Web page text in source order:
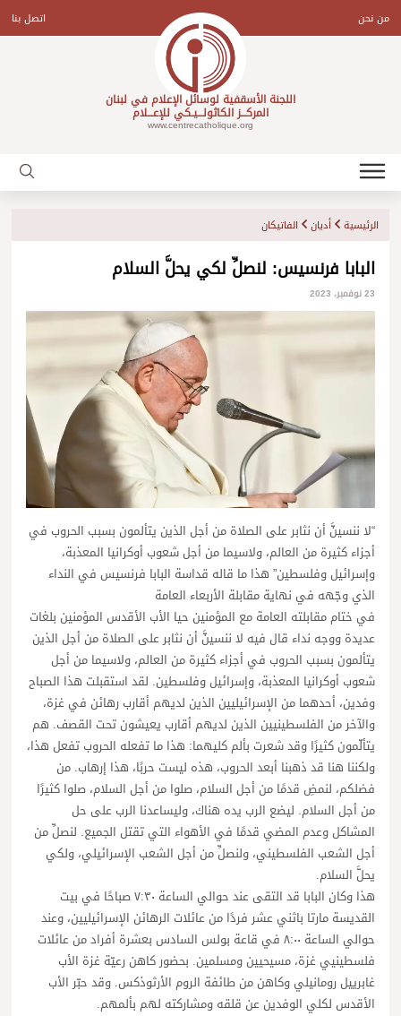
contentمن نحن اتصل بنا
اللجنة الأسقفية لوسائل الإعلام في لبنان
المركـــز الكاثولـــيـكي للإعـــلام
www.centrecatholique.org
الرئيسية أديان الفاتيكان
البابا فرنسيس: لنصلِّ لكي يحلَّ السلام
23 نوفمبر، 2023
“لا ننسينَّ أن نثابر على الصلاة من أجل الذين يتألمون بسبب الحروب في
أجزاء كثيرة من العالم، ولاسيما من أجل شعوب أوكرانيا المعذبة،
وإسرائيل وفلسطين” هذا ما قاله قداسة البابا فرنسيس في النداء
الذي وجّهه في نهاية مقابلة الأربعاء العامة
في ختام مقابلته العامة مع المؤمنين حيا الأب الأقدس المؤمنين بلغات
عديدة ووجه نداء قال فيه لا ننسينَّ أن نثابر على الصلاة من أجل الذين
يتألمون بسبب الحروب في أجزاء كثيرة من العالم، ولاسيما من أجل
شعوب أوكرانيا المعذبة، وإسرائيل وفلسطين. لقد استقبلت هذا الصباح
وفدين، أحدهما من الإسرائيليين الذين لديهم أقارب رهائن في غزة،
والآخر من الفلسطينيين الذين لديهم أقارب يعيشون تحت القصف. هم
يتألّمون كثيرًا وقد شعرت بألم كليهما: هذا ما تفعله الحروب تفعل هذا،
ولكننا هنا قد ذهبنا أبعد الحروب، هذه ليست حربًا، هذا إرهاب. من
فضلكم، لنمضِ قدمًا من أجل السلام، صلوا من أجل السلام، صلوا كثيرًا
من أجل السلام. ليضع الرب يده هناك، وليساعدنا الرب على حل
المشاكل وعدم المضي قدمًا في الأهواء التي تقتل الجميع. لنصلِّ من
أجل الشعب الفلسطيني، ولنصلِّ من أجل الشعب الإسرائيلي، ولكي
يحلَّ السلام.
هذا وكان البابا قد التقى عند حوالي الساعة ٧:٣٠ صباحًا في بيت
القديسة مارتا باثني عشر فردًا من عائلات الرهائن الإسرائيليين، وعند
حوالي الساعة ٨:٠٠ في قاعة بولس السادس بعشرة أفراد من عائلات
فلسطينيي غزة، مسيحيين ومسلمين. بحضور كاهن رعيّة غزة الأب
غابرييل رومانيلي وكاهن من طائفة الروم الأرثوذكس. وقد حبّر الأب
الأقدس لكلي الوفدين عن قلقه ومشاركته لهم بألمهم.